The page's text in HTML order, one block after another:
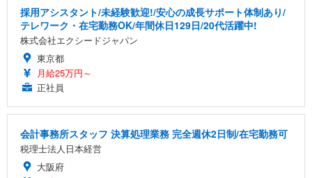
採用アシスタント/未経験歓迎!/安心の成長サポート体制あり/
テレワーク・在宅勤務OK/年間休日129日/20代活躍中!
株式会社エクシードジャパン
東京都
月給25万円～
正社員
会計事務所スタッフ 決算処理業務 完全週休2日制/在宅勤務可
税理士法人日本経営
大阪府